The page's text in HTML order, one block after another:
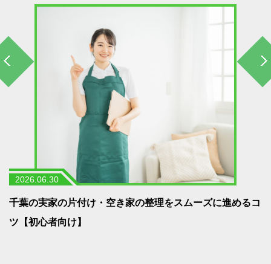
2026.06.30
千葉の実家の片付け・空き家の整理をスムーズに進めるコ
ツ【初心者向け】